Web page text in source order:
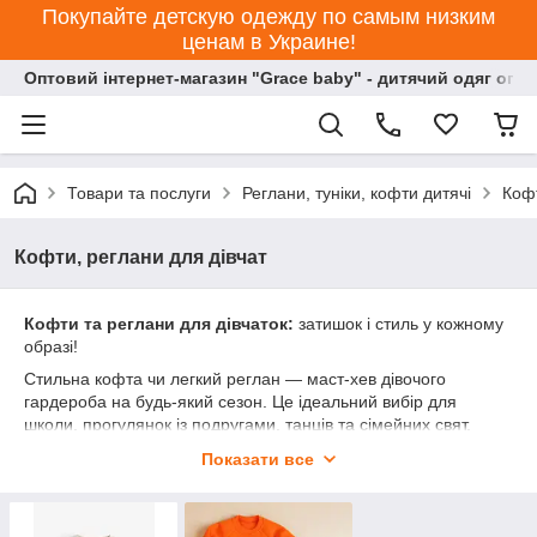
Покупайте детскую одежду по самым низким
ценам в Украине!
Оптовий інтернет-магазин "Grace baby" - дитячий одяг
Товари та послуги Реглани, туніки, кофти дитячі
Кофти, реглани для дівчат
Кофти та реглани для дівчаток: затишок і стиль у кожному
образі!
Стильна кофта чи легкий реглан — маст-хев дівочого
гардероба на будь-який сезон. Це ідеальний вибір для
школи, прогулянок із подругами, танців та сімейних свят.
м'якістю, щоб ваша красуня завжди виглядала чарівно.
✨ Чому обирають наші моделі:
Показати все